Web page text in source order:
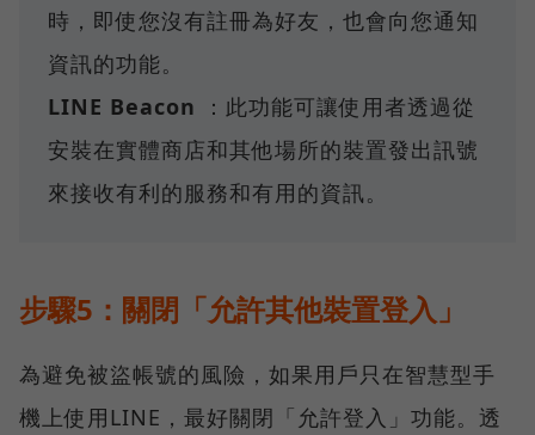
時，即使您沒有註冊為好友，也會向您通知
資訊的功能。
LINE Beacon ：此功能可讓使用者透過從
安裝在實體商店和其他場所的裝置發出訊號
來接收有利的服務和有用的資訊。
步驟5：關閉「允許其他裝置登入」
為避免被盜帳號的風險，如果用戶只在智慧型手
機上使用LINE，最好關閉「允許登入」功能。透